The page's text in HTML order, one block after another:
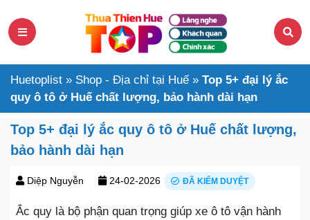
Huetoplist » Shop - Địa chỉ tại Huế » Top 5+ đại lý ắc
quy ô tô ở Huế chất lượng, bảo hành dài hạn
Top 5+ đại lý ắc quy ô tô ở Huế chất lượng,
bảo hành dài hạn
Diệp Nguyễn 24-02-2026 ĐÃ KIỂM DUYỆT
Ắc quy là bộ phận quan trọng giúp xe ô tô vận hành